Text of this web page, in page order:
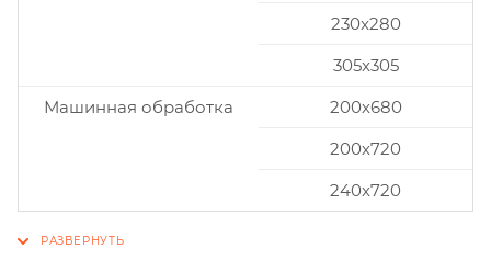
230x280
305x305
Машинная обработка
200х680
200х720
240х720